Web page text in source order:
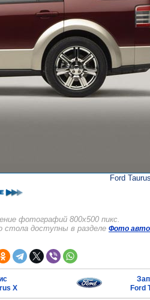
Ford
фотографий 800x500 пикс.
стола доступны в разделе Фото
X
Ford